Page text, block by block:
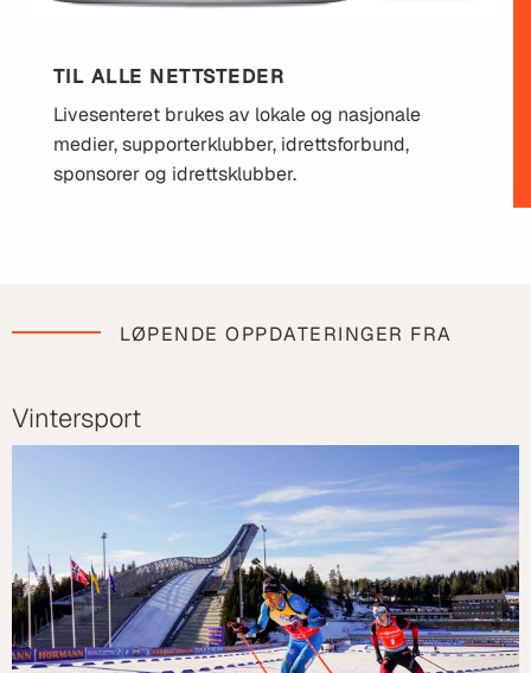
TIL ALLE NETTSTEDER
Livesenteret brukes av lokale og nasjonale
medier, supporterklubber, idrettsforbund,
sponsorer og idrettsklubber.
LØPENDE OPPDATERINGER FRA
Vintersport
Friidrett
Fotball
Håndball
Ishockey